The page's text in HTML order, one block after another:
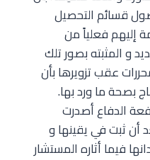
قسائم التحصيل
إليهم فعلياً من
و المثبته بصور تلك
عقب تزويرها بأن
بصحة ما ورد بها.
الدفاع أصدرت
أن ثبت في يقينها و
فيما أثاره المستشار